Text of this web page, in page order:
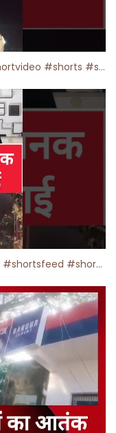
पुलिस और गौकशी आरोपियों में मुठभेड़ ! #shortvideo #shorts #shortsfeed
होतक में अचानक आग लगने से मचा हड़कंप ! #shortsfeed #shorts #viralshorts